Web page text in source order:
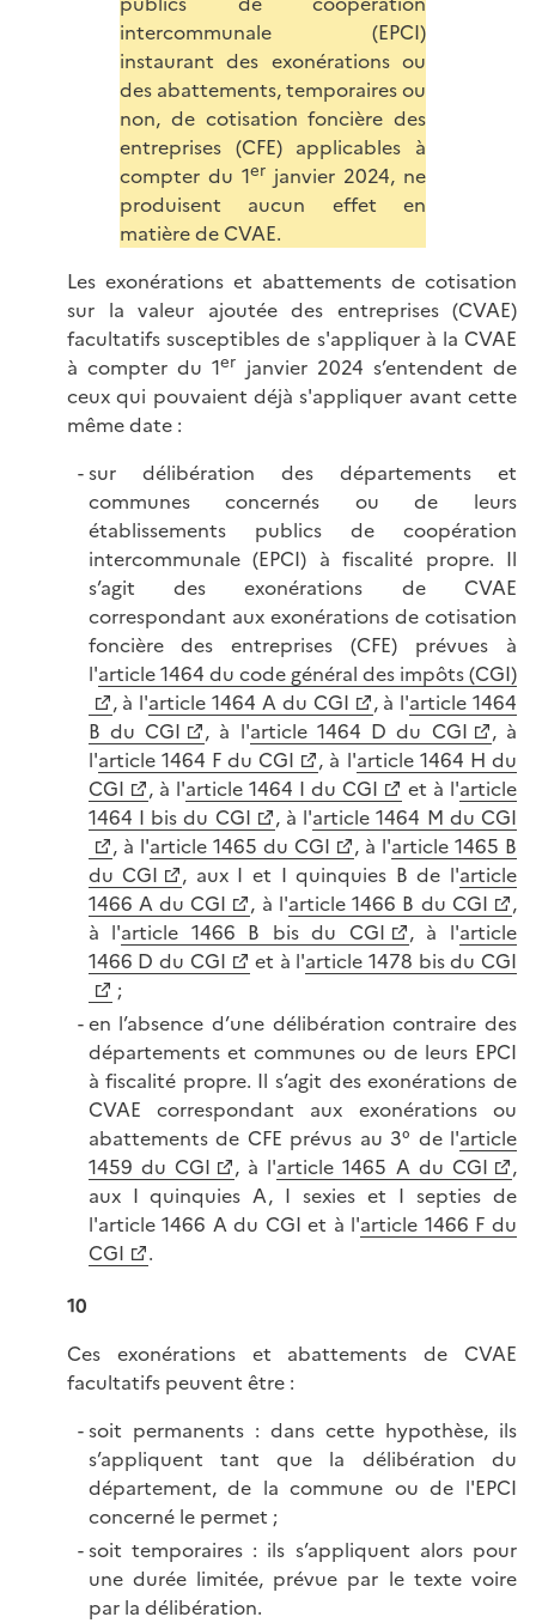
intercommunale (EPCI)
instaurant des exonérations ou
des abattements, temporaires ou
non, de cotisation foncière des
entreprises (CFE) applicables à
compter du 1erjanvier 2024, ne
produisent aucun effet en
matière de CVAE.
Les exonérations et abattements de cotisation
sur la valeur ajoutée des entreprises (CVAE)
facultatifs susceptibles de s'appliquer à la CVAE
à compter du 1er janvier 2024 s’entendent de
ceux qui pouvaient déjà s'appliquer avant cette
même date :
sur délibération des départements et
communes concernés ou de leurs
établissements publics de coopération
intercommunale (EPCI) à fiscalité propre. Il
s’agit des exonérations de CVAE
correspondant aux exonérations de cotisation
foncière des entreprises (CFE) prévues à
l'article 1464 du code général des impôts (CGI)
, à l'article 1464 A du CGI , à l'article 1464
B du CGI
, à l'article 1464 D du CGI
, à
l'article 1464 F du CGI , à l'article 1464 H du
CGI
, à l'article 1464 I du CGI et à l'article
1464 I bis du CGI
, à l'article 1464 M du CGI
, à l'article 1465 du CGI , à l'article 1465 B
du CGI
, aux I et I quinquies B de l'article
1466 A du CGI
, à l'article 1466 B du CGI
,
à l'article 1466 B bis du CGI , à l'article
1466 D du CGI
et à l'article 1478 bis du CGI
;
en l’absence d’une délibération contraire des
départements et communes ou de leurs EPCI
à fiscalité propre. Il s’agit des exonérations de
CVAE correspondant aux exonérations ou
abattements de CFE prévus au 3° de l'article
1459 du CGI
, à l'article 1465 A du CGI
,
aux I quinquies A, I sexies et I septies de
l'article 1466 A du CGI et à l'article 1466 F du
CGI
.
10
Ces exonérations et abattements de CVAE
facultatifs peuvent être :
soit permanents : dans cette hypothèse, ils
s’appliquent tant que la délibération du
département, de la commune ou de l'EPCI
concerné le permet ;
soit temporaires : ils s’appliquent alors pour
une durée limitée, prévue par le texte voire
par la délibération.